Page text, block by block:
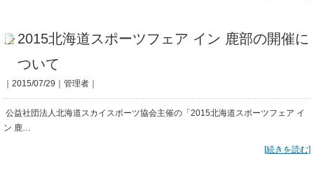
2015北海道スポーツフェア イン 鹿部の開催に
ついて
｜2015/07/29｜管理者｜
公益社団法人北海道スカイスポーツ協会主催の「2015北海道スポーツフェア イ
ン 鹿…
[続きを読む]